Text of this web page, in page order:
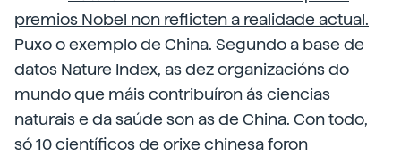
premios Nobel non reflicten a realidade actual.
Puxo o exemplo de China. Segundo a base de
datos Nature Index, as dez organizacións do
mundo que máis contribuíron ás ciencias
naturais e da saúde son as de China. Con todo,
só 10 científicos de orixe chinesa foron